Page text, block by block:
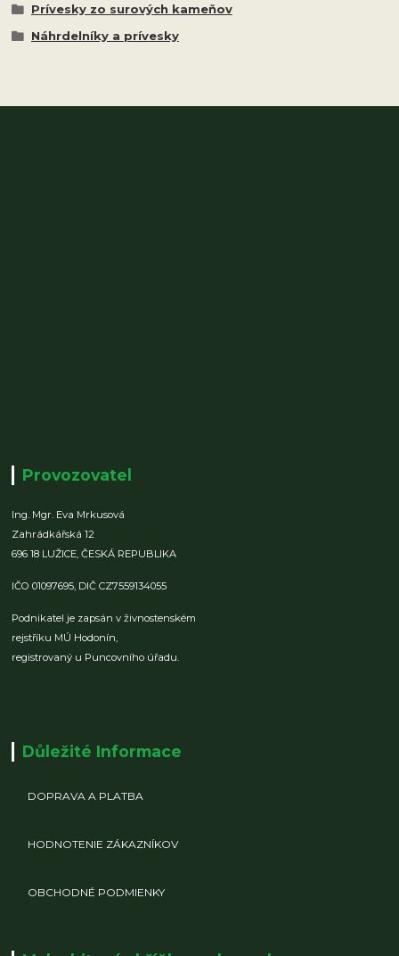
Prívesky zo surových kameňov
Náhrdelníky a prívesky
Provozovatel
Ing. Mgr. Eva Mrkusová
Zahrádkářská 12
696 18 LUŽICE,ČESKÁ REPUBLIKA
IČO 01097695, DIČ CZ7559134055
Podnikatel je zapsán v živnostenském
rejstříku MÚ Hodonín,
registrovaný u Puncovního úřadu.
Důležité Informace
DOPRAVA A PLATBA
HODNOTENIE ZÁKAZNÍKOV
OBCHODNÉ PODMIENKY